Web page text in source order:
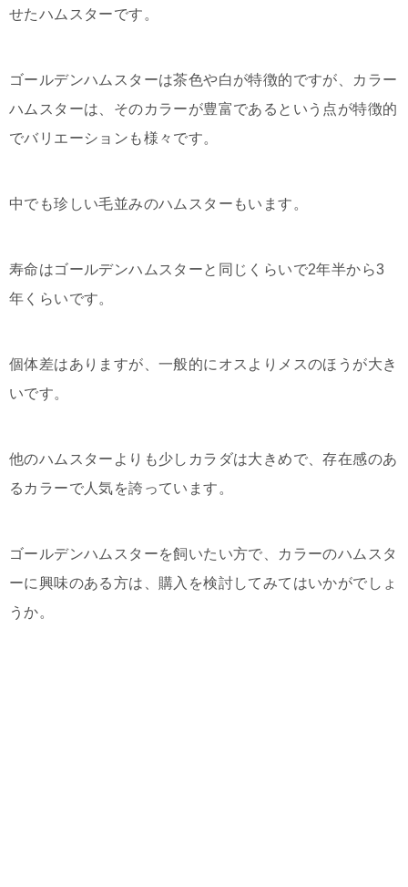
せたハムスターです。
ゴールデンハムスターは茶色や白が特徴的ですが、カラー
ハムスターは、そのカラーが豊富であるという点が特徴的
でバリエーションも様々です。
中でも珍しい毛並みのハムスターもいます。
寿命はゴールデンハムスターと同じくらいで2年半から3
年くらいです。
個体差はありますが、一般的にオスよりメスのほうが大き
いです。
他のハムスターよりも少しカラダは大きめで、存在感のあ
るカラーで人気を誇っています。
ゴールデンハムスターを飼いたい方で、カラーのハムスタ
ーに興味のある方は、購入を検討してみてはいかがでしょ
うか。